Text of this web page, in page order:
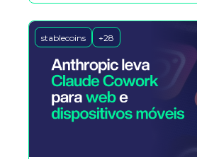
stablecoins +28